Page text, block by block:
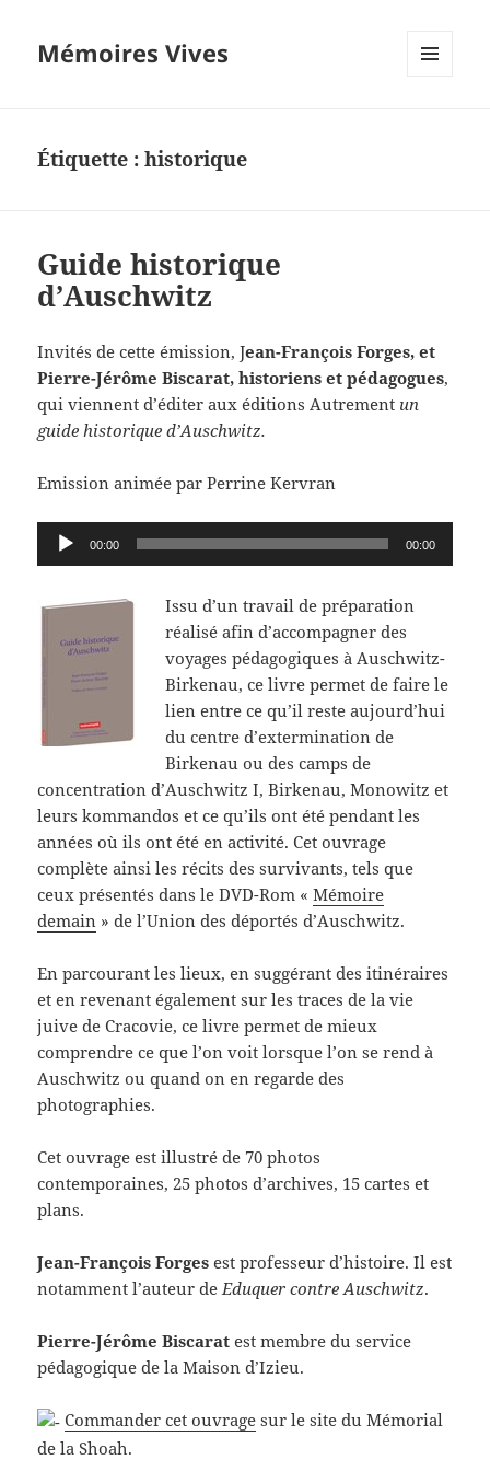
Mémoires Vives
Étiquette :historique
Guide historique
d’Auschwitz
Invités de cette émission, Jean-François Forges, et
Pierre-Jérôme Biscarat, historiens et pédagogues,
qui viennent d’éditer aux éditions Autrement un
guide historique d’Auschwitz.
Emission animée par Perrine Kervran
Lecteur
audio
00:00 00:00
Issu d’un travail de préparation
réalisé afin d’accompagner des
voyages pédagogiques à Auschwitz-
Birkenau, ce livre permet de faire le
lien entre ce qu’il reste aujourd’hui
du centre d’extermination de
Birkenau ou des camps de
concentration d’Auschwitz I, Birkenau, Monowitz et
leurs kommandos et ce qu’ils ont été pendant les
années où ils ont été en activité. Cet ouvrage
complète ainsi les récits des survivants, tels que
ceux présentés dans le DVD-Rom «Mémoire
demain » de l’Union des déportés d’Auschwitz.
En parcourant les lieux, en suggérant des itinéraires
et en revenant également sur les traces de la vie
juive de Cracovie, ce livre permet de mieux
comprendre ce que l’on voit lorsque l’on se rend à
Auschwitz ou quand on en regarde des
photographies.
Cet ouvrage est illustré de 70 photos
contemporaines, 25 photos d’archives, 15 cartes et
plans.
Jean-François Forges est professeur d’histoire. Il est
notamment l’auteur deEduquer contre Auschwitz.
Pierre-Jérôme Biscarat est membre du service
pédagogique de la Maison d’Izieu.
Commander cet ouvrage sur le site du Mémorial
de la Shoah.